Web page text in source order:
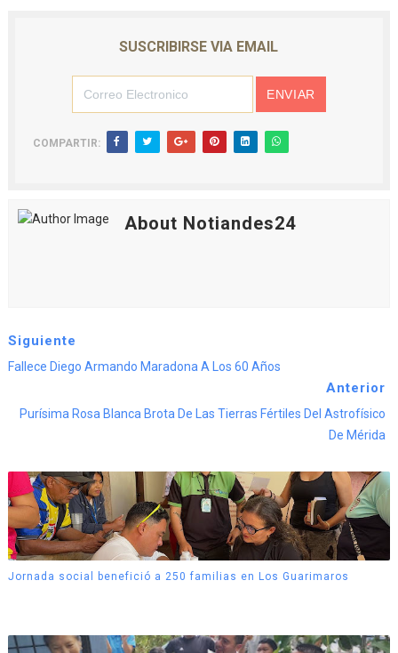
SUSCRIBIRSE VIA EMAIL
COMPARTIR:
About Notiandes24
Siguiente
Fallece Diego Armando Maradona A Los 60 Años
Anterior
Purísima Rosa Blanca Brota De Las Tierras Fértiles Del Astrofísico
De Mérida
Jornada social benefició a 250 familias en Los Guarimaros